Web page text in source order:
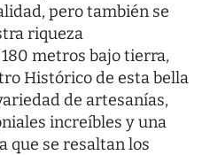
pero también se
riqueza
metros bajo tierra,
Histórico de esta bella
de artesanías,
increíbles y una
que se resaltan los